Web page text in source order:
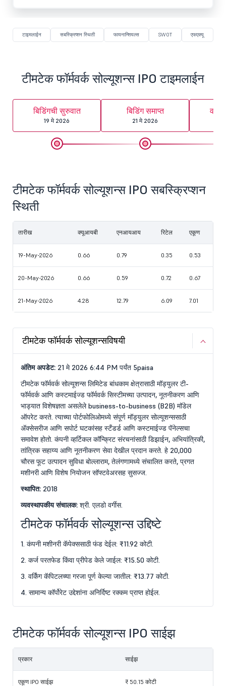
टाइमलाईन सबस्क्रिप्शन स्थिती फायनान्शियल्स SWOT एफएक्यू
टीमटेक फॉर्मवर्क सोल्यूशन्स IPO टाइमलाईन
बिडिंगची सुरुवात
19 मे 2026
बिडिंग समाप्त
21 मे 2026
टीमटेक फॉर्मवर्क सोल्यूशन्स IPO सबस्क्रिप्शन
स्थिती
तारीख क्यूआयबी एनआयआय रिटेल एकूण
19-May-2026 0.66 0.79 0.35 0.53
20-May-2026 0.66 0.59 0.72 0.67
21-May-2026 4.28 12.79 6.09 7.01
टीमटेक फॉर्मवर्क सोल्यूशन्सविषयी
अंतिम अपडेट: 21 मे 2026 6:44 PM पर्यंत 5paisa
टीमटेक फॉर्मवर्क सोल्यूशन्स लिमिटेड बांधकाम क्षेत्रासाठी मॉड्युलर टी-
फॉर्मवर्क आणि कस्टमाईज्ड फॉर्मवर्क सिस्टीमच्या उत्पादन, नूतनीकरण आणि
भाड्यात विशेषज्ञता असलेले business-to-business (B2B) मॉडेल
ऑपरेट करते. त्याच्या पोर्टफोलिओमध्ये संपूर्ण मॉड्युलर सोल्यूशन्ससाठी
ॲक्सेसरीज आणि सपोर्ट घटकांसह स्टँडर्ड आणि कस्टमाईज्ड पॅनेल्सचा
समावेश होतो. कंपनी व्हर्टिकल कॉन्क्रिट संरचनांसाठी डिझाईन, अभियांत्रिकी,
तांत्रिक सहाय्य आणि नूतनीकरण सेवा देखील प्रदान करते. हे 20,000
चौरस फूट उत्पादन सुविधा बोल्लाराम, तेलंगणामध्ये संचालित करते, प्रगत
मशीनरी आणि विशेष नियोजन सॉफ्टवेअरसह सुसज्ज.
स्थापित: 2018
व्यवस्थापकीय संचालक: श्री. एलडो वर्गीस.
टीमटेक फॉर्मवर्क सोल्यूशन्स उद्दिष्टे
1. कंपनी मशीनरी कॅपेक्ससाठी फंड देईल: ₹11.92 कोटी.
2. कर्ज परतफेड किंवा प्रीपेड केले जाईल: ₹15.50 कोटी.
3. वर्किंग कॅपिटलच्या गरजा पूर्ण केल्या जातील: ₹13.77 कोटी.
4. सामान्य कॉर्पोरेट उद्देशांना अनिर्दिष्ट रक्कम प्राप्त होईल.
टीमटेक फॉर्मवर्क सोल्यूशन्स IPO साईझ
प्रकार साईझ
एकूण IPO साईझ ₹ 50.15 कोटी